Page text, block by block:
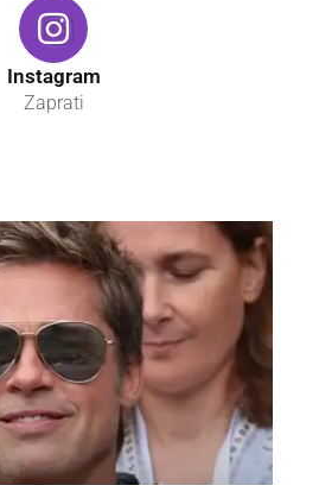
Instagram
Zaprati